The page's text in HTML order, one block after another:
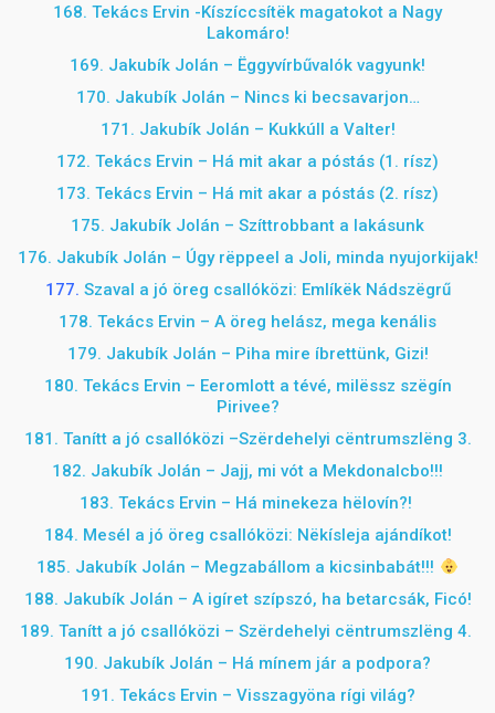
168. Tekács Ervin -Kíszíccsítëk magatokot a Nagy
Lakomáro!
169. Jakubík Jolán – Ëggyvírbűvalók vagyunk!
170. Jakubík Jolán – Nincs ki becsavarjon…
171. Jakubík Jolán – Kukkúll a Valter!
172. Tekács Ervin – Há mit akar a póstás (1. rísz)
173. Tekács Ervin – Há mit akar a póstás (2. rísz)
175. Jakubík Jolán – Szíttrobbant a lakásunk
176. Jakubík Jolán – Úgy rëppeel a Joli, minda nyujorkijak!
177. Szaval a jó öreg csallóközi: Emlíkëk Nádszëgrű
178. Tekács Ervin – A öreg helász, mega kenális
179. Jakubík Jolán – Piha mire íbrettünk, Gizi!
180. Tekács Ervin – Eeromlott a tévé, milëssz szëgín
Pirivee?
181. Tanítt a jó csallóközi –Szërdehelyi cëntrumszlëng 3.
182. Jakubík Jolán – Jajj, mi vót a Mekdonalcbo!!!
183. Tekács Ervin – Há minekeza hëlovín?!
184. Mesél a jó öreg csallóközi: Nëkísleja ajándíkot!
185. Jakubík Jolán – Megzabállom a kicsinbabát!!!
188. Jakubík Jolán – A igíret szípszó, ha betarcsák, Ficó!
189. Tanítt a jó csallóközi – Szërdehelyi cëntrumszlëng 4.
190. Jakubík Jolán – Há mínem jár a podpora?
191. Tekács Ervin – Visszagyöna rígi világ?